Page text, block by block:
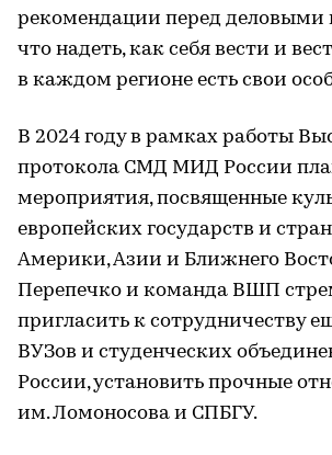
рекомендации перед деловыми
что надеть, как себя вести и
в каждом регионе есть свои
В 2024 году в рамках работы
протокола СМД МИД России
мероприятия, посвященные
европейских государств и
Америки, Азии и Ближнего
Перепечко и команда ВШП
пригласить к сотрудничеству
ВУЗов и студенческих
России, установить прочные
им. Ломоносова и СПБГУ.